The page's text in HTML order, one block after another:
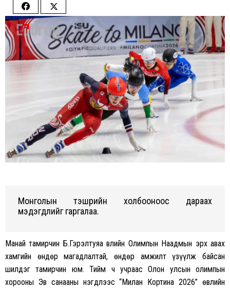
Share
on
Facebook
Share
on
Twitter
Монголын тэшүүүрийн холбооноос дараах
мэдэгдлийг гаргалаа.
Манай тамирчин Б.Гэрэлтуяа Өвлийн Олимпын Наадмын эрх авах
хамгийн өндөр магадлалтай, өндөр амжилт үзүүлж байсан
шилдэг тамирчин юм. Тийм ч учраас Олон улсын олимпын
хорооны Эв санааны нэгдлээс “Милан Кортина 2026” өвлийн